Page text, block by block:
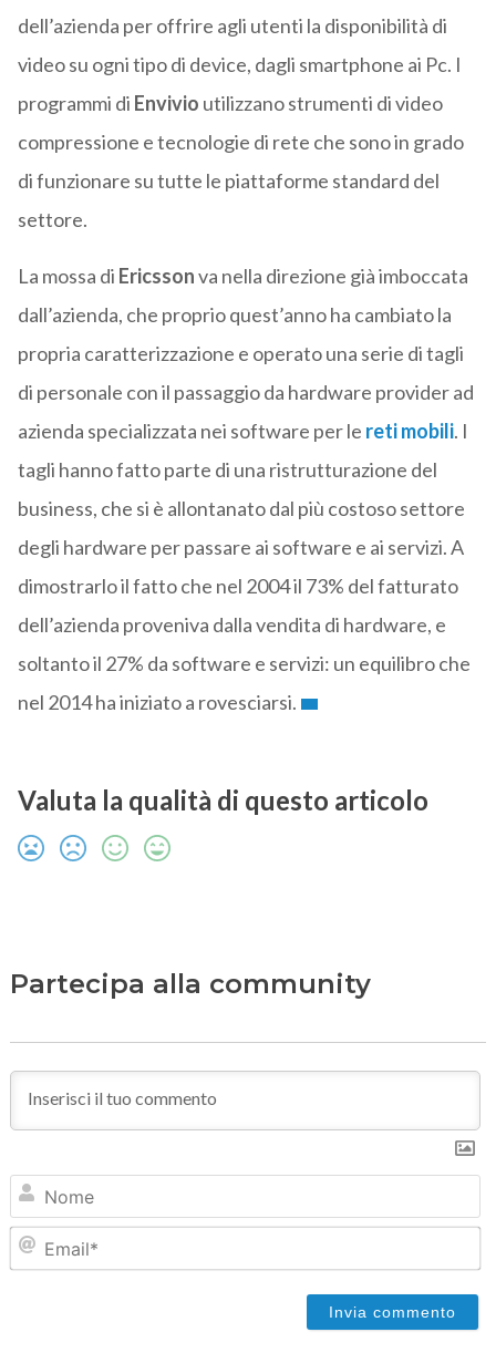
dell’azienda per offrire agli utenti la disponibilità di
video su ogni tipo di device, dagli smartphone ai Pc. I
programmi di Envivio utilizzano strumenti di video
compressione e tecnologie di rete che sono in grado
di funzionare su tutte le piattaforme standard del
settore.
La mossa di Ericssonva nella direzione già imboccata
dall’azienda, che proprio quest’anno ha cambiato la
propria caratterizzazione e operato una serie di tagli
di personale con il passaggio da hardware provider ad
azienda specializzata nei software per le reti mobili. I
tagli hanno fatto parte di una ristrutturazione del
business, che si è allontanato dal più costoso settore
degli hardware per passare ai software e ai servizi. A
dimostrarlo il fatto che nel 2004 il 73% del fatturato
dell’azienda proveniva dalla vendita di hardware, e
soltanto il 27% da software e servizi: un equilibro che
nel 2014 ha iniziato a rovesciarsi.
Valuta la qualità di questo articolo
Partecipa alla community